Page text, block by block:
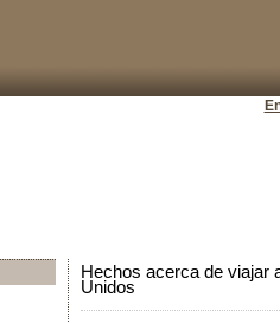
Hechos acerca de viajar
Unidos